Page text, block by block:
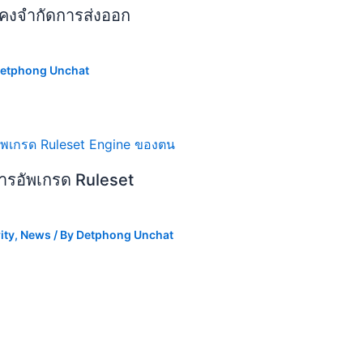
จำกัดการส่งออก
Unchat
อัพเกรด Ruleset
, News / By Detphong Unchat